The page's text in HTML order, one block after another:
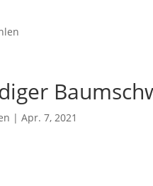
|Apr. 7, 2021